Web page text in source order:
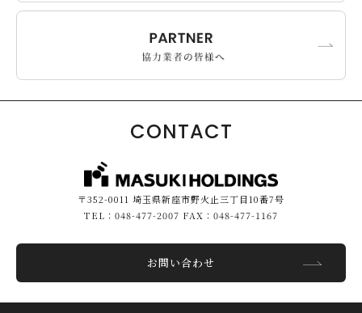
CONTACT
〒352-0011 埼玉県新座市野火止三丁目10番7号
TEL：048-477-2007 FAX：048-477-1167
お問い合わせ